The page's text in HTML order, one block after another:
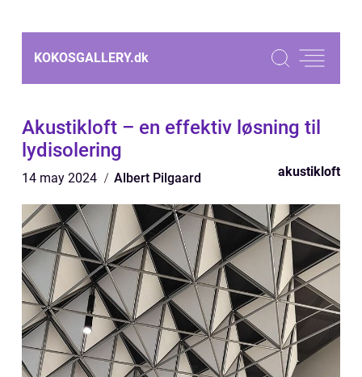
KOKOSGALLERY.dk
Akustikloft – en effektiv løsning til
lydisolering
14 may 2024 Albert Pilgaard akustikloft